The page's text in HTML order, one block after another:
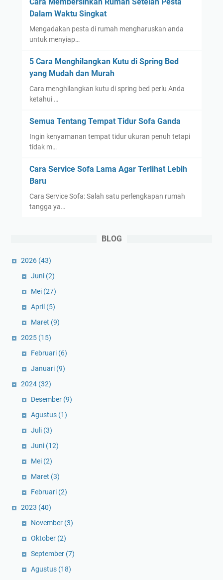
Cara Membersihkan Rumah Setelah Pesta
Dalam Waktu Singkat
Mengadakan pesta di rumah mengharuskan anda
untuk menyiap…
5 Cara Menghilangkan Kutu di Spring Bed
yang Mudah dan Murah
Cara menghilangkan kutu di spring bed perlu Anda
ketahui …
Semua Tentang Tempat Tidur Sofa Ganda
Ingin kenyamanan tempat tidur ukuran penuh tetapi
tidak m…
Cara Service Sofa Lama Agar Terlihat Lebih
Baru
Cara Service Sofa: Salah satu perlengkapan rumah
tangga ya…
BLOG
2026 (43)
Juni (2)
Mei (27)
April (5)
Maret (9)
2025 (15)
Februari (6)
Januari (9)
2024 (32)
Desember (9)
Agustus (1)
Juli (3)
Juni (12)
Mei (2)
Maret (3)
Februari (2)
2023 (40)
November (3)
Oktober (2)
September (7)
Agustus (18)